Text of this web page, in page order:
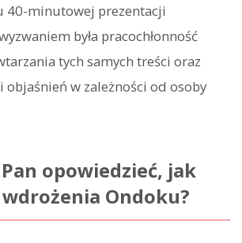
40-minutowej prezentacji
była pracochłonność
tych samych treści oraz
objaśnień w zależności od osoby
opowiedzieć, jak
wdrożenia Ondoku?